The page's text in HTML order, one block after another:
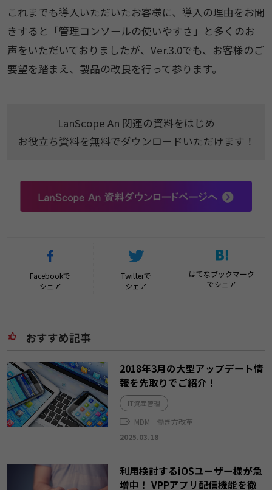
これまでも導入いただいたお客様に、導入の理由をお聞
きすると「管理コンソールの使いやすさ」と多くのお
声をいただいておりましたが、Ver.3.0でも、お客様のご
要望を踏まえ、製品の改良を行って参ります。
LanScope An 関連の資料をはじめ
お役立ち資料を無料でダウンロードいただけます！
Facebookで
シェア
Twitterで
シェア
はてなブックマーク
でシェア
おすすめ記事
2018年3月の大型アップデート情
報を先取りでご紹介！
IT資産管理
MDM
働き方改革
2025.03.18
利用検討するiOSユーザー様が急
増中！ VPPアプリ配信機能を徹